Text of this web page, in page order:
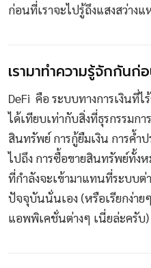
ก่อนที่เราจะไปรู้ถึงแสงสว่าง
เรามาทำความรู้จักกันก่
DeFi คือ ระบบทางการเงินที่
ได้เทียบเท่ากับสิ่งที่ธุรกรรมก
สินทรัพย์ การกู้ยืมเงิน การค้ำ
ไปถึง การซื้อขายสินทรัพย์ทั้ง
ที่กำลังจะเข้ามาแทนที่ระบบต่
ปัจจุบันนั่นเอง (หรือเรียกง่าย
แอพพิเคชั่นต่างๆ เนี่ยล่ะครับ)